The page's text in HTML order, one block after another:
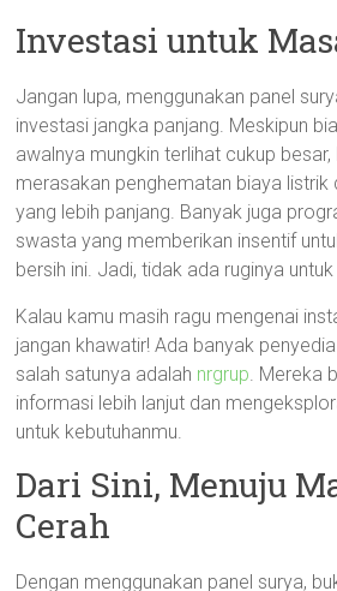
Investasi untuk
Jangan lupa, menggunakan panel
investasi jangka panjang. Meskipun
awalnya mungkin terlihat cukup
merasakan penghematan biaya listrik
yang lebih panjang. Banyak juga
swasta yang memberikan insentif
bersih ini. Jadi, tidak ada ruginya
Kalau kamu masih ragu mengenai
jangan khawatir! Ada banyak
salah satunya adalah nrgrup. Mereka
informasi lebih lanjut dan
untuk kebutuhanmu.
Dari Sini, Menuju
Cerah
Dengan menggunakan panel surya,